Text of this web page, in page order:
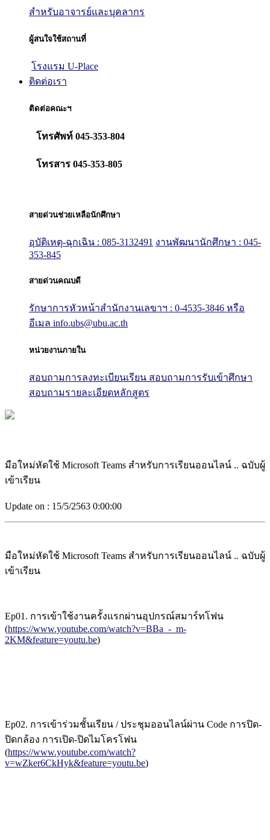
สำหรับอาจารย์และบุคลากร
ผู้สนใจใช้สถานที่
โรงแรม U-Place
ติดต่อเรา
ติดต่อคณะฯ
โทรศัพท์ 045-353-804
โทรสาร 045-353-805
สายด่วนช่วยเหลือนักศึกษา
อุบัติเหตุ-ฉุกเฉิน : 085-3132491 งานพัฒนานักศึกษา : 045-
353-845
สายด่วนคณบดี
รักษาการหัวหน้าสำนักงานเลขาฯ : 0-4535-3846 หรือ
อีเมล info.ubs@ubu.ac.th
หน่วยงานภายใน
สอบถามการลงทะเบียนเรียน สอบถามการรับเข้าศึกษา
สอบถามรายละเอียดหลักสูตร
มือใหม่หัดใช้ Microsoft Teams สำหรับการเรียนออนไลน์ .. ฉบับผู้
เข้าเรียน
Update on : 15/5/2563 0:00:00
มือใหม่หัดใช้ Microsoft Teams สำหรับการเรียนออนไลน์ .. ฉบับผู้
เข้าเรียน
Ep01. การเข้าใช้งานครั้งแรกผ่านอุปกรณ์สมาร์ทโฟน
(https://www.youtube.com/watch?v=BBa_-_m-
2KM&feature=youtu.be)
Ep02. การเข้าร่วมชั้นเรียน / ประชุมออนไลน์ผ่าน Code การปิด-
ปิดกล้อง การเปิด-ปิดไมโครโฟน
(https://www.youtube.com/watch?
v=wZker6CkHyk&feature=youtu.be)